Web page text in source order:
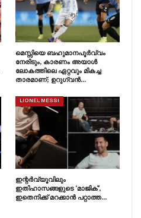
മെസ്സിയെ ബഹുമാനപൂർവ്വം
നേരിടും, കാരണം അയാൾ
ലോകത്തിലെ ഏറ്റവും മികച്ച
താരമാണ്; ഉറുഗ്വൻ…
LIONEL MESSI
ഇന്റർവ്യൂവിലും
ഇതിഹാസങ്ങളുടെ ‘മാജിക്’,
ഇതെനിക്ക് മറക്കാൻ പറ്റാത്ത…